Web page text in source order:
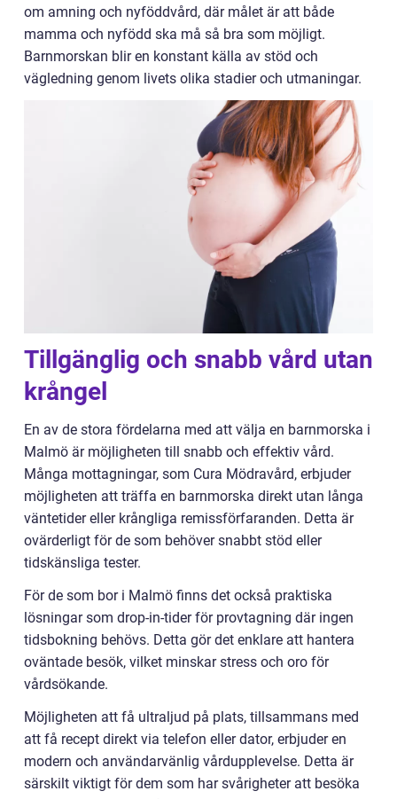
om amning och nyföddvård, där målet är att både
mamma och nyfödd ska må så bra som möjligt.
Barnmorskan blir en konstant källa av stöd och
vägledning genom livets olika stadier och utmaningar.
Tillgänglig och snabb vård utan
krångel
En av de stora fördelarna med att välja en barnmorska i
Malmö är möjligheten till snabb och effektiv vård.
Många mottagningar, som Cura Mödravård, erbjuder
möjligheten att träffa en barnmorska direkt utan långa
väntetider eller krångliga remissförfaranden. Detta är
ovärderligt för de som behöver snabbt stöd eller
tidskänsliga tester.
För de som bor i Malmö finns det också praktiska
lösningar som drop-in-tider för provtagning där ingen
tidsbokning behövs. Detta gör det enklare att hantera
oväntade besök, vilket minskar stress och oro för
vårdsökande.
Möjligheten att få ultraljud på plats, tillsammans med
att få recept direkt via telefon eller dator, erbjuder en
modern och användarvänlig vårdupplevelse. Detta är
särskilt viktigt för dem som har svårigheter att besöka